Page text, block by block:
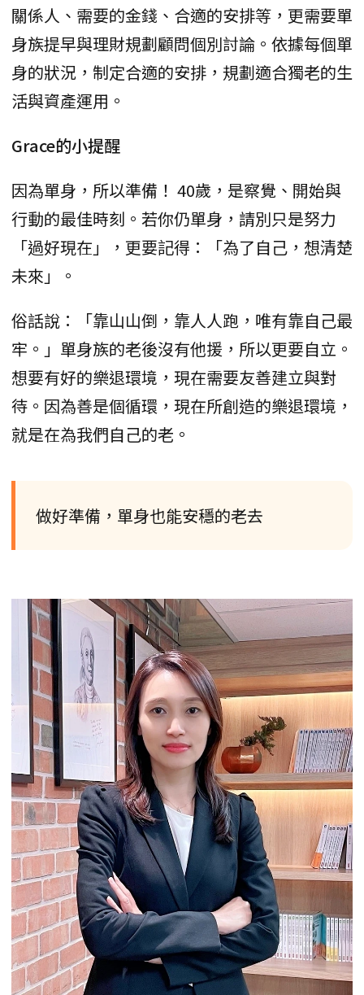
關係人、需要的金錢、合適的安排等，更需要單
身族提早與理財規劃顧問個別討論。依據每個單
身的狀況，制定合適的安排，規劃適合獨老的生
活與資產運用。
Grace的小提醒
因為單身，所以準備！ 40歲，是察覺、開始與
行動的最佳時刻。若你仍單身，請別只是努力
「過好現在」，更要記得：「為了自己，想清楚
未來」。
俗話說：「靠山山倒，靠人人跑，唯有靠自己最
牢。」單身族的老後沒有他援，所以更要自立。
想要有好的樂退環境，現在需要友善建立與對
待。因為善是個循環，現在所創造的樂退環境，
就是在為我們自己的老。
做好準備，單身也能安穩的老去